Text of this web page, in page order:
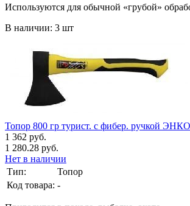
Используются для обычной «грубой»
В наличии: 3 шт
Топор 800 гр турист. с фибер. ручкой
1 362 руб.
1 280.28 руб.
Нет в наличии
Тип:
Топор
Код товара: -